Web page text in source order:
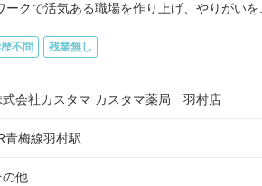
クで活気ある職場を作り上げ、やりがいを...
不問 残業無し
式会社カスタマ カスタマ薬局 羽村店
青梅線羽村駅
の他